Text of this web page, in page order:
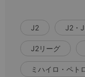
J2 J2・
J2リーグ
ミハイロ・ペト